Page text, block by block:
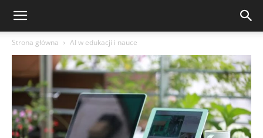
Strona główna AI w edukacji i nauce